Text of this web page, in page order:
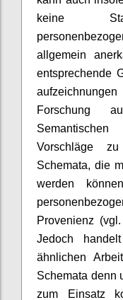
keine
allgemein
entsprechende
Forschung
Vorschläge
Schemata, die
werden
Provenienz
Jedoch
ähnlichen
Schemata denn
zum Einsatz